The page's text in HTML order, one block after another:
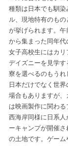
種類は日本でも馴
ル、現地特有のも
が挙げられます。
から集まった同年
女子高校生にはカ
デイズニーを見学
寮を選べるのもうれ
日本だけでなく世
場合もありますが
は映画製作に関わ
西海岸同様に日系
ーキャンプが開催
の土地です。ゲー